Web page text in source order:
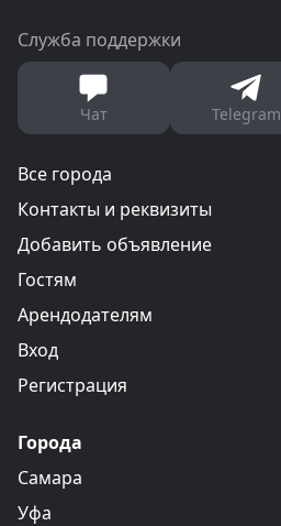
Служба поддержки
Чат Telegram
Все города
Контакты и реквизиты
Добавить объявление
Гостям
Арендодателям
Вход
Регистрация
Города
Самара
Уфа